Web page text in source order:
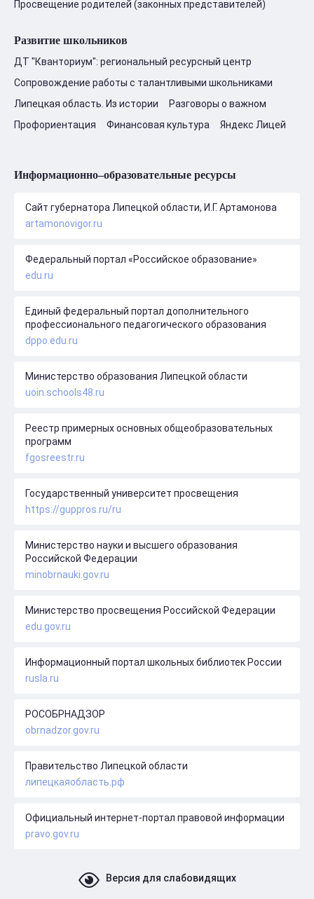
Просвещение родителей (законных представителей)
Развитие школьников
ДТ "Кванториум": региональный ресурсный центр
Сопровождение работы с талантливыми школьниками
Липецкая область. Из истории
Разговоры о важном
Профориентация
Финансовая культура Яндекс Лицей
Информационно–образовательные ресурсы
Сайт губернатора Липецкой области, И.Г. Артамонова
artamonovigor.ru
Федеральный портал «Российское образование»
edu.ru
Единый федеральный портал дополнительного
профессионального педагогического образования
dppo.edu.ru
Министерство образования Липецкой области
uoin.schools48.ru
Реестр примерных основных общеобразовательных
программ
fgosreestr.ru
Государственный университет просвещения
https://guppros.ru/ru
Министерство науки и высшего образования
Российской Федерации
minobrnauki.gov.ru
Министерство просвещения Российской Федерации
edu.gov.ru
Информационный портал школьных библиотек России
rusla.ru
РОСОБРНАДЗОР
obrnadzor.gov.ru
Правительство Липецкой области
липецкаяобласть.рф
Официальный интернет-портал правовой информации
pravo.gov.ru
Версия для слабовидящих